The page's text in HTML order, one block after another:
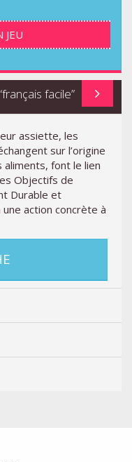
JEU
facile”
assiette, les
sur l’origine
font le lien
Objectifs de
Durable et
action concrète à